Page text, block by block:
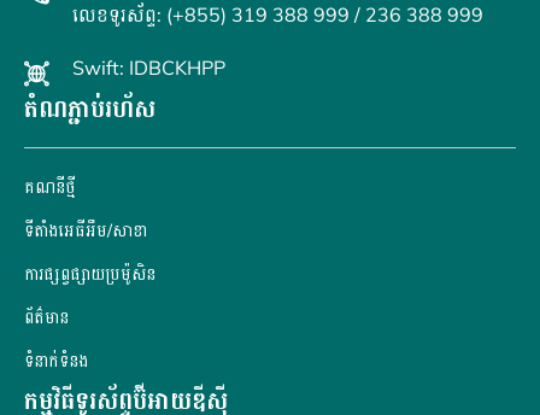
លេខទូរស័ព្ទ: (+855) 319 388 999 / 236 388 999
Swift: IDBCKHPP
តំណភ្ជាប់រហ័ស
គណនី​ថ្មី
ទីតាំងអេធីអឹម/សាខា
ការផ្សព្វផ្សាយប្រម៉ូសិន
ព័ត៌មាន
ទំនាក់ទំនង
កម្មវិធីទូរស័ព្ទប៊ីអាយឌីស៊ី